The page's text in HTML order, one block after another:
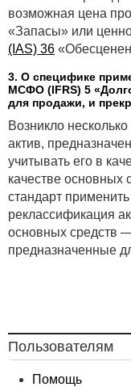
возможная цена
«Запасы» или
(IAS) 36
3. О специфике
МСФО (IFRS) 5
для продажи, и
Возникло
актив,
учитывать его в
качестве основных
стандарт
реклассификация
основных средств
предназначенные
Пользователям
Помощь